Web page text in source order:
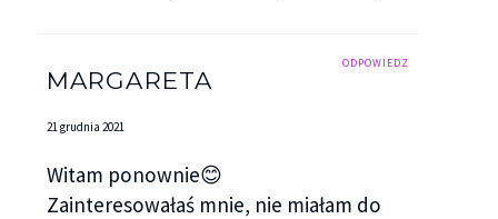
ODPOWIEDZ
MARGARETA
21 grudnia 2021
Witam ponownie😊
Zainteresowałaś mnie, nie miałam do